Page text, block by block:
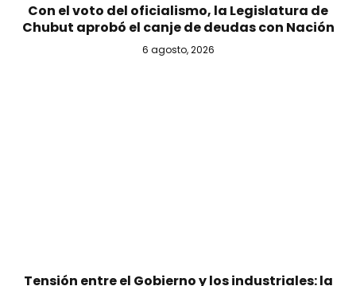
Con el voto del oficialismo, la Legislatura de
Chubut aprobó el canje de deudas con Nación
6 agosto, 2026
Tensión entre el Gobierno y los industriales: la